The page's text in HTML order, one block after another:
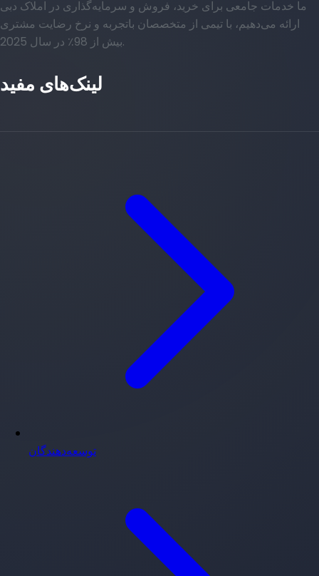
ما خدمات جامعی برای خرید، فروش و سرمایه‌گذاری در املاک دبی
ارائه می‌دهیم، با تیمی از متخصصان باتجربه و نرخ رضایت مشتری
بیش از 98٪ در سال 2025.
لینک‌های مفید
توسعه‌دهندگان